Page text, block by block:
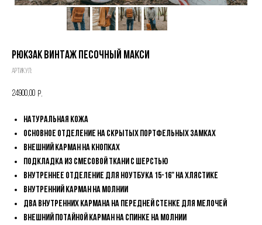
Рюкзак ВИНТАЖ ПЕСОЧНЫЙ МАКСИ
Артикул:
24900,00 р.
Натуральная кожа
Основное отделение на скрытых портфельных замках
Внешний карман на кнопках
Подкладка из смесовой ткани с шерстью
Внутреннее отделение для ноутбука 15-16" на хлястике
Внутренний карман на молнии
Два внутренних кармана на передней стенке для мелочей
Внешний потайной карман на спинке на молнии